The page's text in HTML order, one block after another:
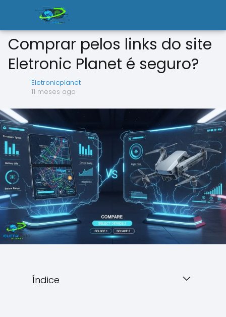
Comprar pelos links do site
Eletronic Planet é seguro?
Eletronicplanet
11 meses ago
Índice